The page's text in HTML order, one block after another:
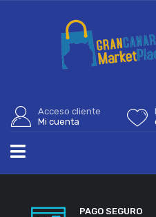
Acceso cliente
Mi cuenta
PAGO SEGURO